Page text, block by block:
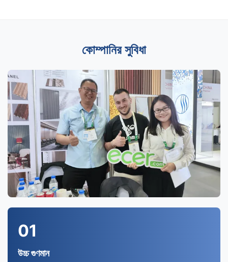
কোম্পানির সুবিধা
01
উচ্চ গুণমান